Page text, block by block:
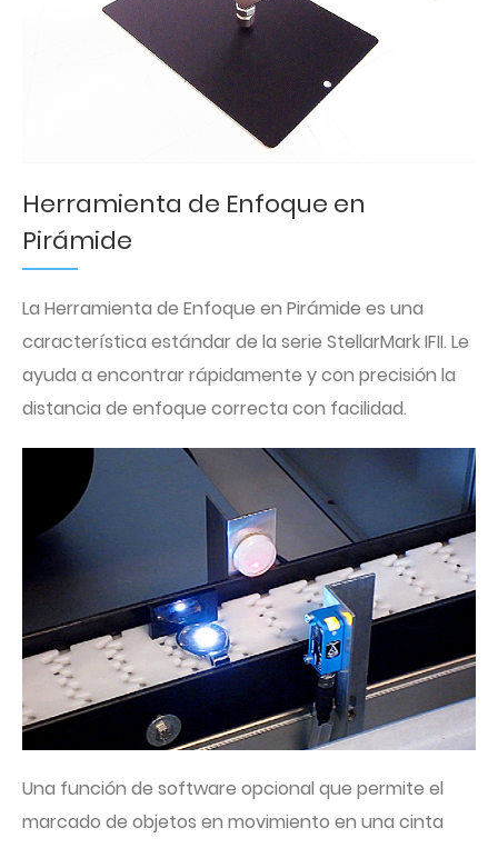
Herramienta de Enfoque en
Pirámide
La Herramienta de Enfoque en Pirámide es una
característica estándar de la serie StellarMark IFII. Le
ayuda a encontrar rápidamente y con precisión la
distancia de enfoque correcta con facilidad.
Una función de software opcional que permite el
marcado de objetos en movimiento en una cinta